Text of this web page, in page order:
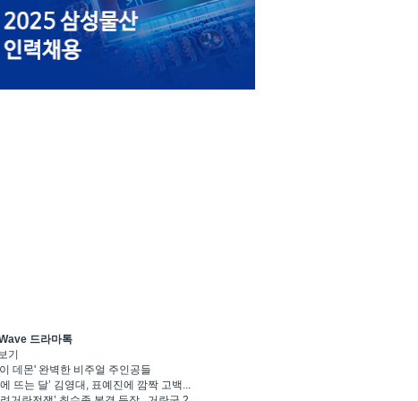
드라마톡
기
데몬' 완벽한 비주얼 주인공들
에 뜨는 달’ 김영대, 표예진에 깜짝 고백...